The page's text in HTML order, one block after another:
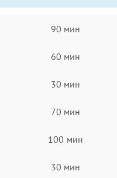
90 мин
60 мин
30 мин
70 мин
100 мин
30 мин